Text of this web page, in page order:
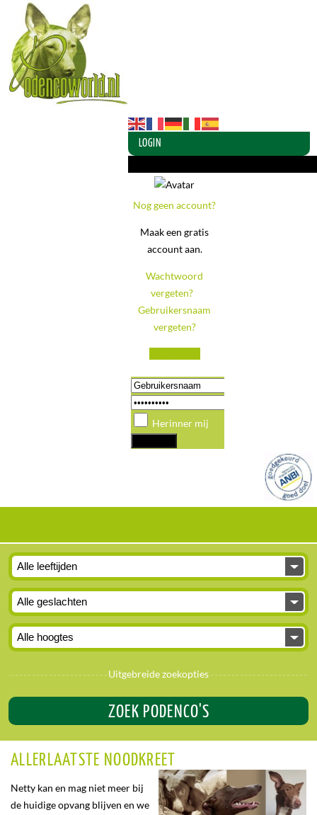
LOGIN
Nog geen account?
Maak een gratis
account aan.
Wachtwoord
vergeten?
Gebruikersnaam
vergeten?
Herinner mij
Uitgebreide zoekopties
ZOEK PODENCO'S
ALLERLAATSTE NOODKREET
Netty kan en mag niet meer bij
de huidige opvang blijven en we